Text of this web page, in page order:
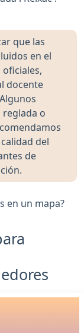
que las
en el
docente
o
del
de
en un mapa?